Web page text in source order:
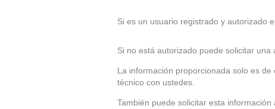
Si es un usuario registrado y autorizado
Si no está autorizado puede solicitar
La información proporcionada solo es
técnico con ustedes.
También puede solicitar esta información